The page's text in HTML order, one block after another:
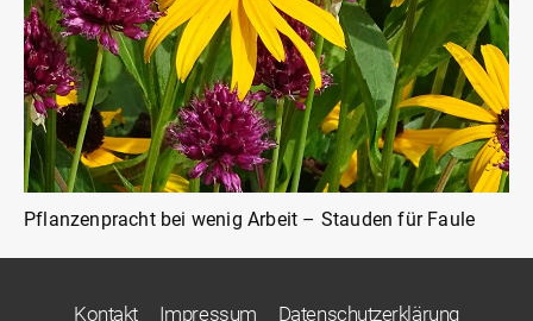
Pflanzenpracht bei wenig Arbeit – Stauden für Faule
Kontakt Impressum Datenschutzerklärung